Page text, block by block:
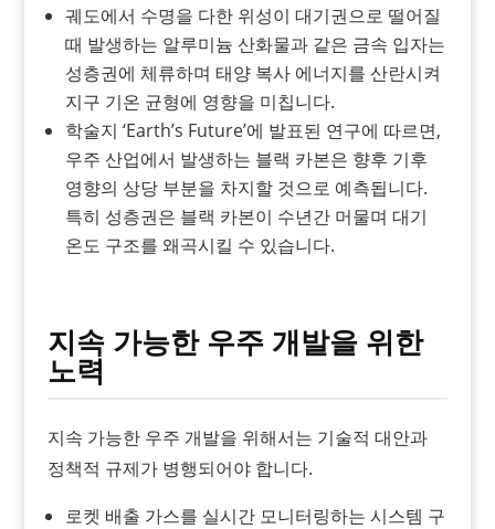
궤도에서 수명을 다한 위성이 대기권으로 떨어질
때 발생하는 알루미늄 산화물과 같은 금속 입자는
성층권에 체류하며 태양 복사 에너지를 산란시켜
지구 기온 균형에 영향을 미칩니다.
학술지 ‘Earth’s Future’에 발표된 연구에 따르면,
우주 산업에서 발생하는 블랙 카본은 향후 기후
영향의 상당 부분을 차지할 것으로 예측됩니다.
특히 성층권은 블랙 카본이 수년간 머물며 대기
온도 구조를 왜곡시킬 수 있습니다.
지속 가능한 우주 개발을 위한
노력
지속 가능한 우주 개발을 위해서는 기술적 대안과
정책적 규제가 병행되어야 합니다.
로켓 배출 가스를 실시간 모니터링하는 시스템 구